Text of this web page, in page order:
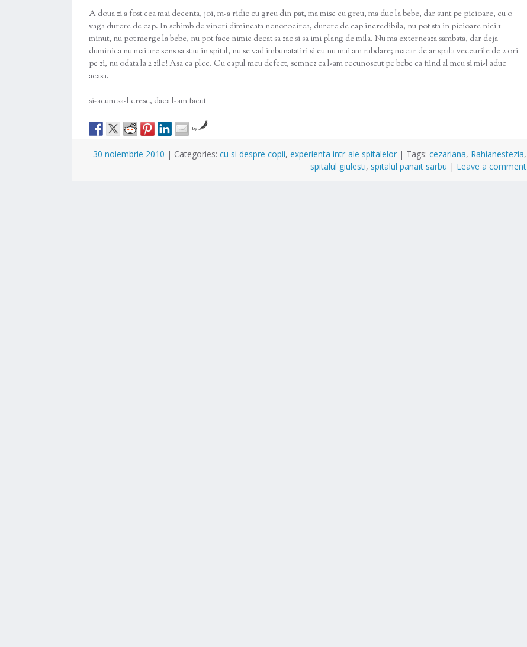
A doua zi a fost cea mai decenta, joi, m-a ridic cu greu din pat, ma misc cu greu, ma duc la bebe, dar sunt pe picioare, cu o
vaga durere de cap. In schimb de vineri dimineata nenorocirea, durere de cap incredibila, nu pot sta in picioare nici 1
minut, nu pot merge la bebe, nu pot face nimic decat sa zac si sa imi plang de mila. Nu ma externeaza sambata, dar deja
duminica nu mai are sens sa stau in spital, nu se vad imbunatatiri si eu nu mai am rabdare; macar de ar spala veceurile de 2 ori
pe zi, nu odata la 2 zile! Asa ca plec. Cu capul meu defect, semnez ca l-am recunoscut pe bebe ca fiind al meu si mi-l aduc
acasa.
si-acum sa-l cresc, daca l-am facut
by
30 noiembrie 2010 | Categories: cu si despre copii, experienta intr-ale spitalelor | Tags: cezariana, Rahianestezia,
spitalul giulesti, spitalul panait sarbu | Leave a comment